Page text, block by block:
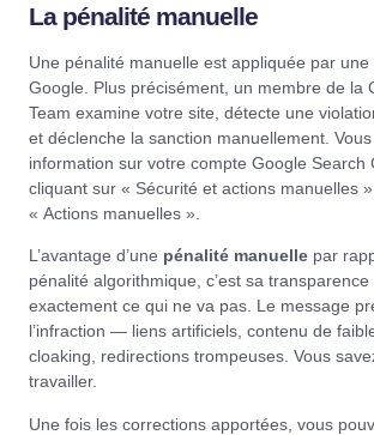
La pénalité manuelle
Une pénalité manuelle est appliquée par
Google. Plus précisément, un membre de la
Team examine votre site, détecte une
et déclenche la sanction manuellement.
information sur votre compte Google Search
cliquant sur « Sécurité et actions manuelles
« Actions manuelles ».
L’avantage d’une pénalité manuelle par
pénalité algorithmique, c’est sa
exactement ce qui ne va pas. Le message
l’infraction — liens artificiels, contenu de
cloaking, redirections trompeuses. Vous
travailler.
Une fois les corrections apportées, vous